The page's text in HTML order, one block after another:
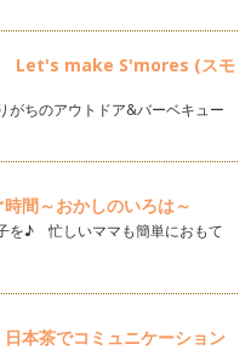
が良いの？」 「どうして
ぶ絵本
「うちの子、今、トーマ
たのに、まだまだ日中は暑
ではありません？！
いただいたこちらのコ
と…
Let's make S'mores (スモ
ちのアウトドア&バーベキュー
間～おかしのいろは～
を♪ 忙しいママも簡単におもて
日本茶でコミュニケーション